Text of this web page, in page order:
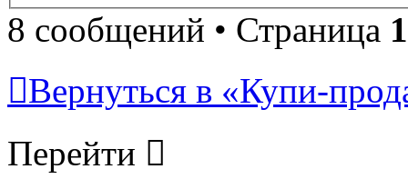
8 сообщений • Страница 1
Вернуться в «Купи-
Перейти